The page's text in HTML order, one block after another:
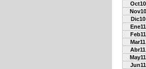
Oct10
Nov10
Dic10
Ene11
Feb11
Mar11
Abr11
May11
Jun11